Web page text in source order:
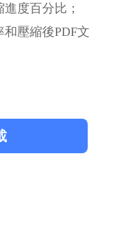
度百分比；
壓縮後PDF文